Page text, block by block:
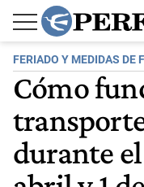
FERIADO Y MEDIDAS DE
Cómo
durante